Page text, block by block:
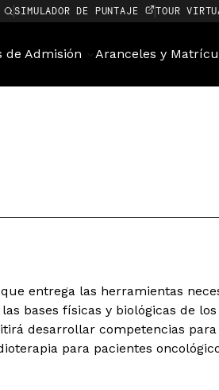
SIMULADOR DE PUNTAJE TOUR
de Admisión Aranceles y
entrega las herramientas
bases físicas y biológicas de
desarrollar competencias
para pacientes